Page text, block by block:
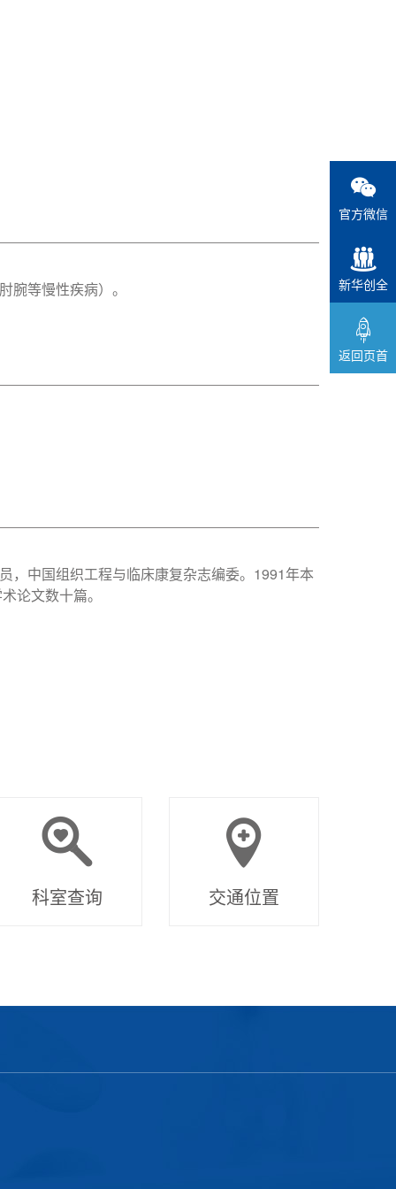
官方微信
新华创全
返回页首
等慢性疾病）。
，中国组织工程与临床康复杂志编委。1991年本
论文数十篇。
科室查询 交通位置